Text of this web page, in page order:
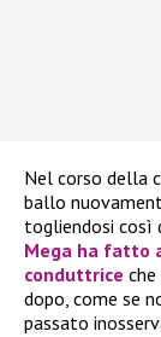
Nel corso della
ballo
togliendosi così
Mega ha fatto
conduttrice
dopo, come se
passato